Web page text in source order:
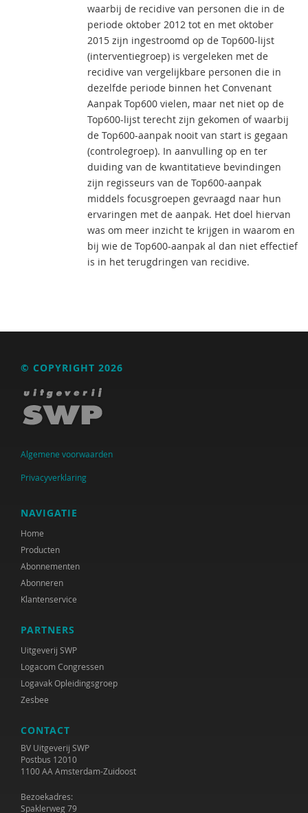
waarbij de recidive van personen die in de
periode oktober 2012 tot en met oktober
2015 zijn ingestroomd op de Top600-lijst
(interventiegroep) is vergeleken met de
recidive van vergelijkbare personen die in
dezelfde periode binnen het Convenant
Aanpak Top600 vielen, maar net niet op de
Top600-lijst terecht zijn gekomen of waarbij
de Top600-aanpak nooit van start is gegaan
(controlegroep). In aanvulling op en ter
duiding van de kwantitatieve bevindingen
zijn regisseurs van de Top600-aanpak
middels focusgroepen gevraagd naar hun
ervaringen met de aanpak. Het doel hiervan
was om meer inzicht te krijgen in waarom en
bij wie de Top600-aanpak al dan niet effectief
is in het terugdringen van recidive.
© COPYRIGHT 2026
Algemene voorwaarden
Privacyverklaring
NAVIGATIE
Home
Producten
Abonnementen
Abonneren
Klantenservice
PARTNERS
Uitgeverij SWP
Logacom Congressen
Logavak Opleidingsgroep
Zesbee
CONTACT
BV Uitgeverij SWP
Postbus 12010
1100 AA Amsterdam-Zuidoost
Bezoekadres:
Spaklerweg 79